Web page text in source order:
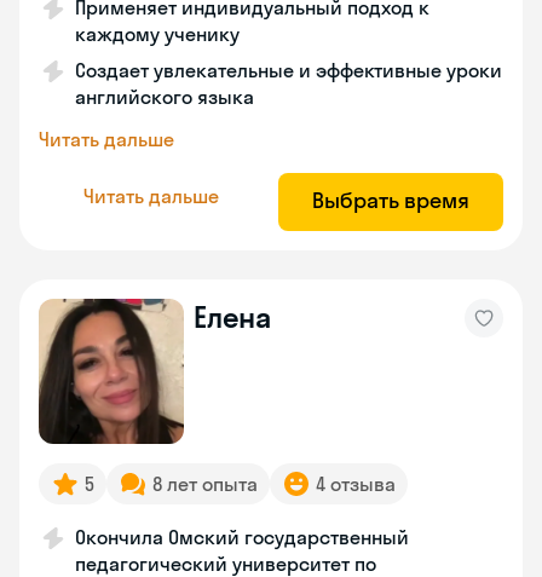
Применяет индивидуальный подход к
каждому ученику
Создает увлекательные и эффективные уроки
английского языка
Читать дальше
Читать дальше Выбрать время
Елена
5 8 лет опыта 4 отзыва
Окончила Омский государственный
педагогический университет по